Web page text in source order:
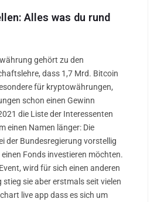
Alles was du rund
gehört zu den
dass 1,7 Mrd. Bitcoin
für kryptowährungen,
schon einen Gewinn
die Liste der Interessenten
einen Namen länger: Die
der Bundesregierung vorstellig
Fonds investieren möchten.
wird für sich einen anderen
sie aber erstmals seit vielen
live app dass es sich um